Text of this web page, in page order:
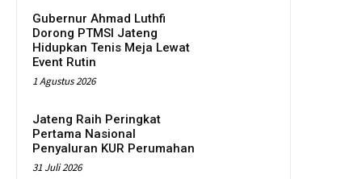
Gubernur Ahmad Luthfi
Dorong PTMSI Jateng
Hidupkan Tenis Meja Lewat
Event Rutin
1 Agustus 2026
Jateng Raih Peringkat
Pertama Nasional
Penyaluran KUR Perumahan
31 Juli 2026